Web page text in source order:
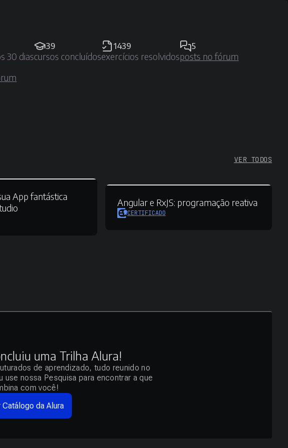
30 dias
39
cursos concluídos
1439
exercícios resolvidos
5
posts no fórum
VER TODOS
App fantástica
Angular e RxJS: programação reativa
CERTIFICADO
uma Trilha Alura!
de aprendizado, tudo reunido no
use nossa Pesquisa para encontrar a que
com você!
Catálogo da Alura